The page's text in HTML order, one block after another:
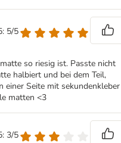
5/5
so riesig ist. Passte nicht
halbiert und bei dem Teil,
einer Seite mit sekundenkleber
matten <3
3/5